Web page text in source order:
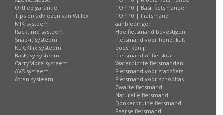
Ortlieb garantie
Tips en adviezen van Willex
MIK systeem
Racktime systeem
Snap-it systeem
KLICKFix systeem
BasEasy systeem
CarryMore systeem
AVS systeem
Atran systeem
TOP 10 | Basil fietsmanden
TOP 10 | Fietsmand
aanbiedingen
Hoe fietsmand bevestigen
Fietsmand voor hond, kat,
poes, konijn
Fietsmand of fietskrat
Waterdichte fietsmanden
Fietsmand voor stadsfiets
Fietsmand voor schooltas
Zwarte fietsmand
Naturelle fietsmand
Donkerbruine fietsmand
Paarse fietsmand